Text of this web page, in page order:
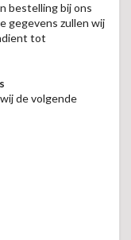
bestelling bij ons
gegevens zullen wij
tot
de volgende